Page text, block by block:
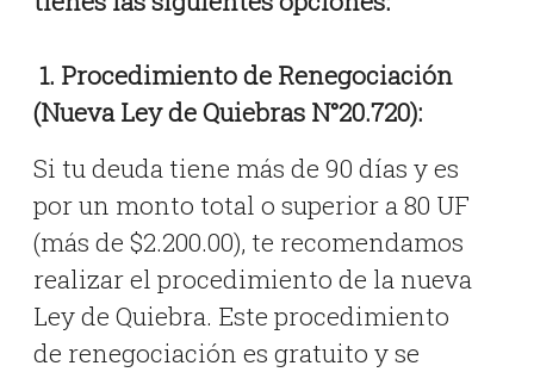
1. Procedimiento de Renegociación
(Nueva Ley de Quiebras N°20.720):
Si tu deuda tiene más de 90 días y es
por un monto total o superior a 80 UF
(más de $2.200.00), te recomendamos
realizar el procedimiento de la nueva
Ley de Quiebra. Este procedimiento
de renegociación es gratuito y se